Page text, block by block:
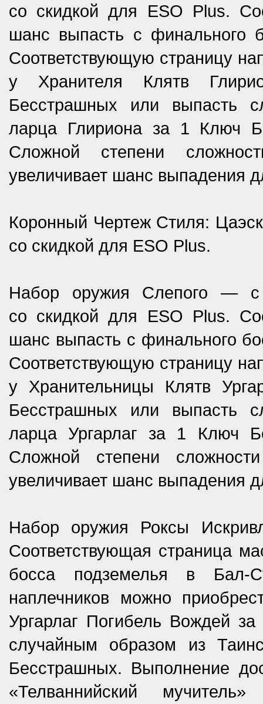
со скидкой для ESO Plus.
шанс выпасть с финального
Соответствующую страницу
у Хранителя Клятв
Бесстрашных или выпасть
ларца Глириона за 1 Ключ
Сложной степени
увеличивает шанс выпадения
Коронный Чертеж Стиля:
со скидкой для ESO Plus.
Набор оружия Слепого —
со скидкой для ESO Plus.
шанс выпасть с финального
Соответствующую страницу
у Хранительницы Клятв
Бесстрашных или выпасть
ларца Ургарлаг за 1 Ключ
Сложной степени
увеличивает шанс выпадения
Набор оружия Роксы
Соответствующая страница
босса подземелья в Бал-
наплечников можно
Ургарлаг Погибель Вождей
случайным образом из
Бесстрашных. Выполнение
«Телваннийский